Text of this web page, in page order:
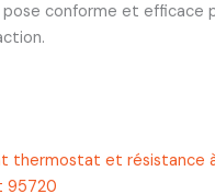
pose conforme et efficace
thermostat et résistance
95720